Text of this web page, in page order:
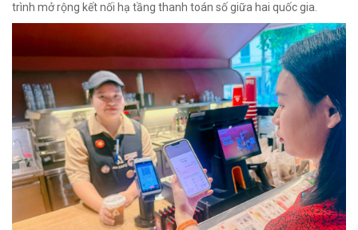
trình mở rộng kết nối hạ tầng thanh toán số giữa hai quốc gia.